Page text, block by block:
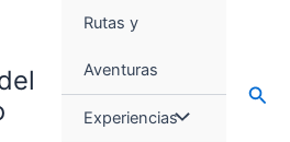
Rutas y
Aventuras
Experiencias